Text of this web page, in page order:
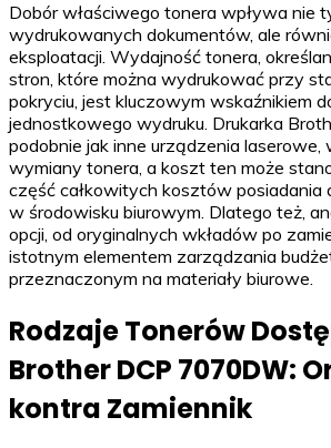
Dobór właściwego tonera wpływa nie
wydrukowanych dokumentów, ale
eksploatacji. Wydajność tonera,
stron, które można wydrukować przy
pokryciu, jest kluczowym wskaźnikiem
jednostkowego wydruku. Drukarka
podobnie jak inne urządzenia laserowe,
wymiany tonera, a koszt ten może
część całkowitych kosztów posiadania
w środowisku biurowym. Dlatego też,
opcji, od oryginalnych wkładów po
istotnym elementem zarządzania
przeznaczonym na materiały biurowe.
Rodzaje Tonerów
Brother DCP 7070DW:
kontra Zamiennik